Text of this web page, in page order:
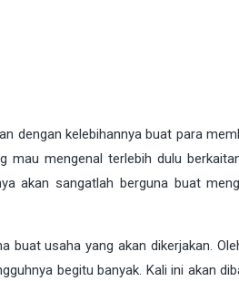
dengan kelebihannya buat para
mau mengenal terlebih dulu
akan sangatlah berguna buat
buat usaha yang akan dikerjakan.
begitu banyak. Kali ini akan